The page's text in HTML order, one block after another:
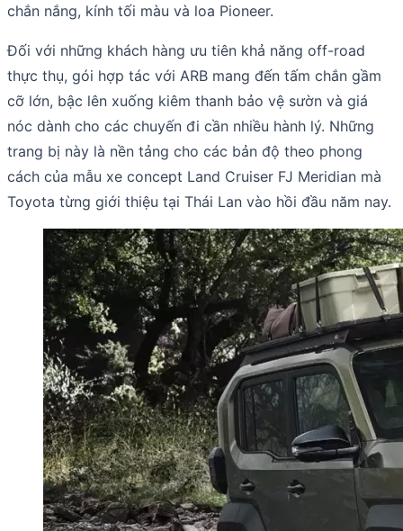
chắn nắng, kính tối màu và loa Pioneer.
Đối với những khách hàng ưu tiên khả năng off-road
thực thụ, gói hợp tác với ARB mang đến tấm chắn gầm
cỡ lớn, bậc lên xuống kiêm thanh bảo vệ sườn và giá
nóc dành cho các chuyến đi cần nhiều hành lý. Những
trang bị này là nền tảng cho các bản độ theo phong
cách của mẫu xe concept Land Cruiser FJ Meridian mà
Toyota từng giới thiệu tại Thái Lan vào hồi đầu năm nay.